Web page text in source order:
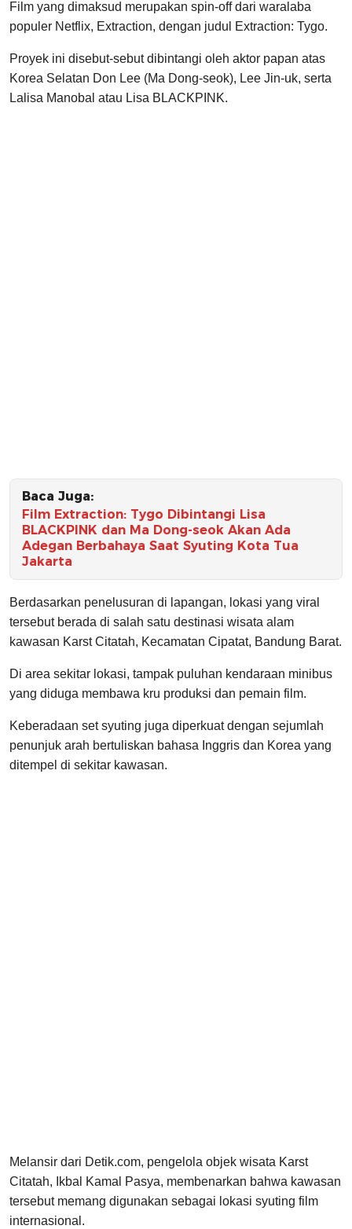
Film yang dimaksud merupakan spin-off dari waralaba
populer Netflix, Extraction, dengan judul Extraction: Tygo.
Proyek ini disebut-sebut dibintangi oleh aktor papan atas
Korea Selatan Don Lee (Ma Dong-seok), Lee Jin-uk, serta
Lalisa Manobal atau Lisa BLACKPINK.
Baca Juga:
Film Extraction: Tygo Dibintangi Lisa
BLACKPINK dan Ma Dong-seok Akan Ada
Adegan Berbahaya Saat Syuting Kota Tua
Jakarta
Berdasarkan penelusuran di lapangan, lokasi yang viral
tersebut berada di salah satu destinasi wisata alam
kawasan Karst Citatah, Kecamatan Cipatat, Bandung Barat.
Di area sekitar lokasi, tampak puluhan kendaraan minibus
yang diduga membawa kru produksi dan pemain film.
Keberadaan set syuting juga diperkuat dengan sejumlah
penunjuk arah bertuliskan bahasa Inggris dan Korea yang
ditempel di sekitar kawasan.
Melansir dari Detik.com, pengelola objek wisata Karst
Citatah, Ikbal Kamal Pasya, membenarkan bahwa kawasan
tersebut memang digunakan sebagai lokasi syuting film
internasional.